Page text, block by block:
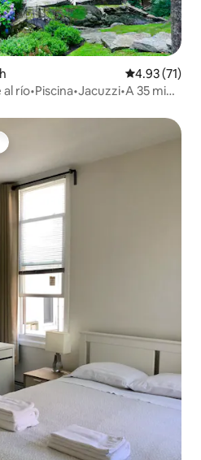
Calificación
4.93 (71)
río•Piscina•Jacuzzi•A 35 min